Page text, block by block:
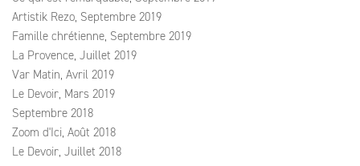
Artistik Rezo, Septembre 2019
Famille chrétienne, Septembre 2019
La Provence, Juillet 2019
Var Matin, Avril 2019
Le Devoir, Mars 2019
Septembre 2018
Zoom d'Ici, Août 2018
Le Devoir, Juillet 2018